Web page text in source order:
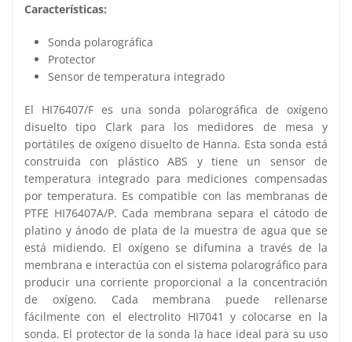
Características:
Sonda polarográfica
Protector
Sensor de temperatura integrado
El HI76407/F es una sonda polarográfica de oxígeno
disuelto tipo Clark para los medidores de mesa y
portátiles de oxígeno disuelto de Hanna. Esta sonda está
construida con plástico ABS y tiene un sensor de
temperatura integrado para mediciones compensadas
por temperatura. Es compatible con las membranas de
PTFE HI76407A/P. Cada membrana separa el cátodo de
platino y ánodo de plata de la muestra de agua que se
está midiendo. El oxígeno se difumina a través de la
membrana e interactúa con el sistema polarográfico para
producir una corriente proporcional a la concentración
de oxígeno. Cada membrana puede rellenarse
fácilmente con el electrolito HI7041 y colocarse en la
sonda. El protector de la sonda la hace ideal para su uso